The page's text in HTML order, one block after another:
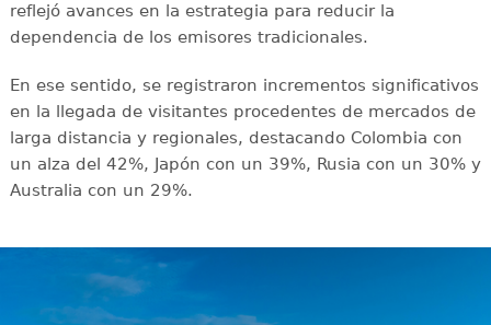
reflejó avances en la estrategia para reducir la
dependencia de los emisores tradicionales.
En ese sentido, se registraron incrementos significativos
en la llegada de visitantes procedentes de mercados de
larga distancia y regionales, destacando Colombia con
un alza del 42%, Japón con un 39%, Rusia con un 30% y
Australia con un 29%.